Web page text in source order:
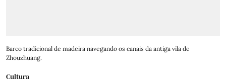
Barco tradicional de madeira navegando os canais da antiga vila de
Zhouzhuang.
Cultura